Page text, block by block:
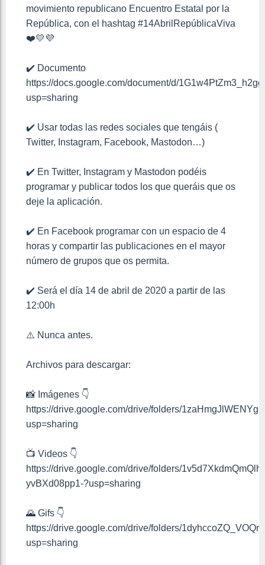
movimiento republicano Encuentro Estatal por la
República, con el hashtag #14AbrilRepúblicaViva
❤️💛💜
✔️ Documento
https://docs.google.com/document/d/
usp=sharing
✔️ Usar todas las redes sociales que tengáis (
Twitter, Instagram, Facebook, Mastodon…)
✔️ En Twitter, Instagram y Mastodon podéis
programar y publicar todos los que queráis que os
deje la aplicación.
✔️ En Facebook programar con un espacio de 4
horas y compartir las publicaciones en el mayor
número de grupos que os permita.
✔️ Será el día 14 de abril de 2020 a partir de las
12:00h
⚠️ Nunca antes.
Archivos para descargar:
📸 Imágenes 👇
https://drive.google.com/drive/folders/
usp=sharing
📺 Videos 👇
https://drive.google.com/drive/folders/
yvBXd08pp1-?usp=sharing
🌄 Gifs 👇
https://drive.google.com/drive/folders/
usp=sharing